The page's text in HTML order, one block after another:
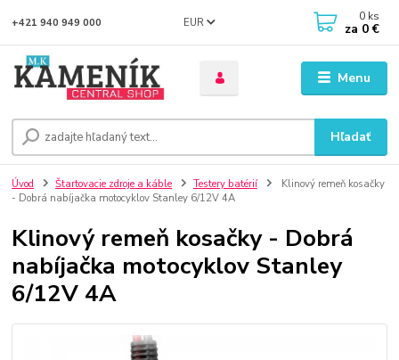
Menu
EUR
Hľadať
+421 940 949 000 0 ks
za 0 €
Úvod Štartovacie zdroje a káble Testery batérií
Klinový remeň kosačky
- Dobrá nabíjačka motocyklov Stanley 6/12V 4A
Klinový remeň kosačky - Dobrá
nabíjačka motocyklov Stanley
6/12V 4A